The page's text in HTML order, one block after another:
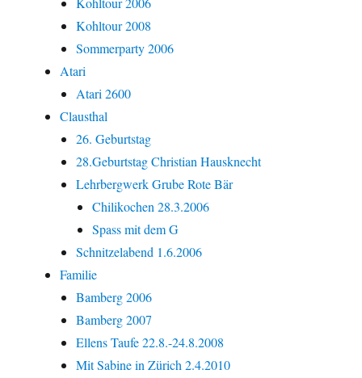
Kohltour 2008
Sommerparty 2006
Atari
Atari 2600
Clausthal
26. Geburtstag
28.Geburtstag Christian Hausknecht
Lehrbergwerk Grube Rote Bär
Chilikochen 28.3.2006
Spass mit dem G
Schnitzelabend 1.6.2006
Familie
Bamberg 2006
Bamberg 2007
Ellens Taufe 22.8.-24.8.2008
Mit Sabine in Zürich 2.4.2010